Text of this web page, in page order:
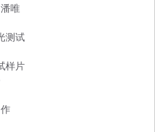
唯
测试
样片